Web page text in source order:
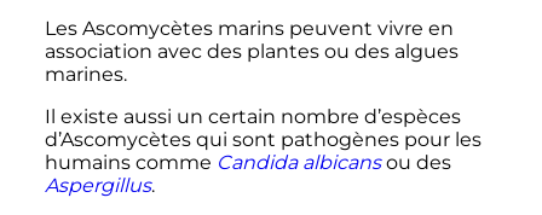
Les Ascomycètes marins peuvent vivre en
association avec des plantes ou des algues
marines.
Il existe aussi un certain nombre d’espèces
d’Ascomycètes qui sont pathogènes pour les
humains comme Candida albicansou des
Aspergillus.